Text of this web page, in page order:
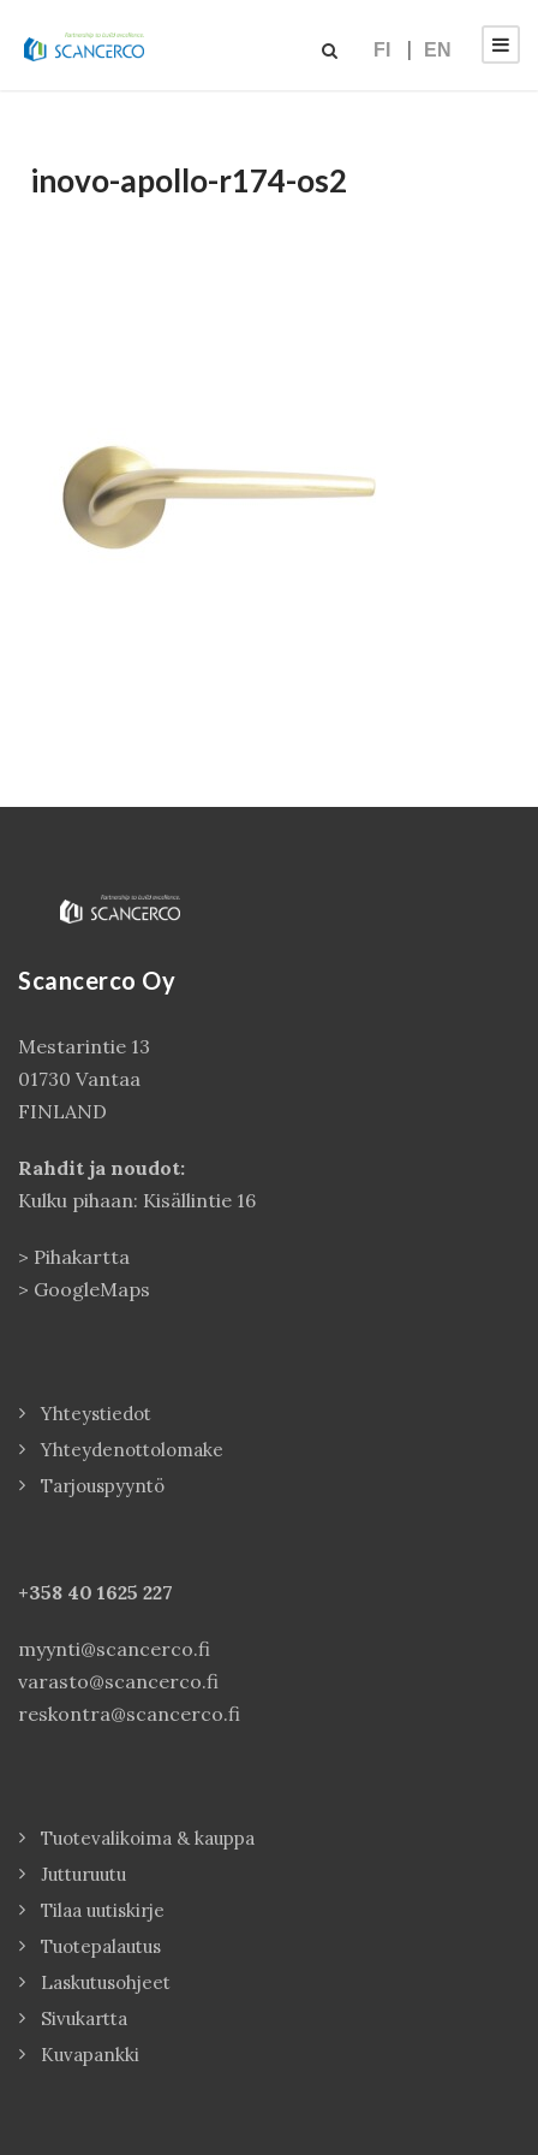
FI EN
inovo-apollo-r174-os2
Scancerco Oy
Mestarintie 13
01730 Vantaa
FINLAND
Rahdit ja noudot:
Kulku pihaan: Kisällintie 16
> Pihakartta
> GoogleMaps
Yhteystiedot
Yhteydenottolomake
Tarjouspyyntö
+358 40 1625 227
myynti@scancerco.fi
varasto@scancerco.fi
reskontra@scancerco.fi
Tuotevalikoima & kauppa
Jutturuutu
Tilaa uutiskirje
Tuotepalautus
Laskutusohjeet
Sivukartta
Kuvapankki